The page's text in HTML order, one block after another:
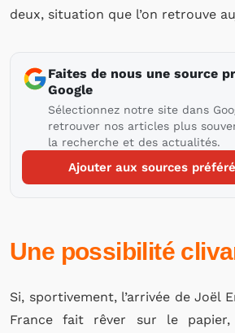
deux, situation que l’on retrouve
Faites de nous une source
Google
Sélectionnez notre site dans
retrouver nos articles plus
la recherche et des actualités.
Ajouter aux sources
Une possibilité
Si, sportivement, l’arrivée de Joël
France fait rêver sur le